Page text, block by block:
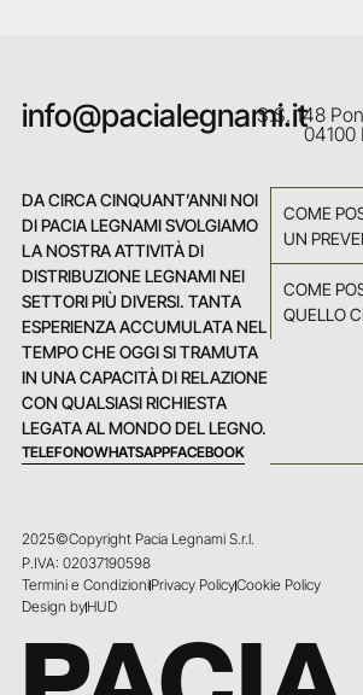
info@pacialegnami.it
S.S. 148
04100
DA CIRCA CINQUANT’ANNI NOI
DI PACIA LEGNAMI SVOLGIAMO
LA NOSTRA ATTIVITÀ DI
DISTRIBUZIONE LEGNAMI NEI
SETTORI PIÙ DIVERSI. TANTA
ESPERIENZA ACCUMULATA NEL
TEMPO CHE OGGI SI TRAMUTA
IN UNA CAPACITÀ DI RELAZIONE
CON QUALSIASI RICHIESTA
LEGATA AL MONDO DEL LEGNO.
TELEFONOWHATSAPPFACEBOOK
COME
UN
COME
QUELLO
2025©Copyright Pacia Legnami S.r.l.
P.IVA: 02037190598
Termini e CondizioniPrivacy PolicyCookie Policy
Design byHUD